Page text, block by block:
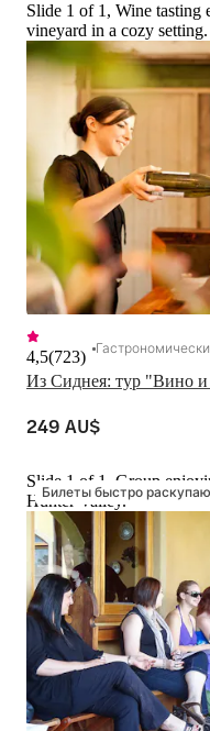
Slide 1 of 1, Wine tasting
vineyard in a cozy setting.
Из Сиднея: тур "Вино
4,5(723)
249 AU$
Билеты быстро
Slide 1 of 1, Group
Hunter Valley.